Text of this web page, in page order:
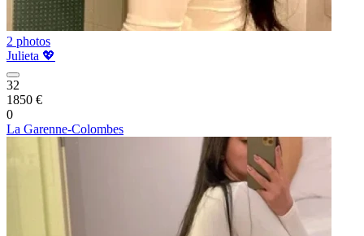
2 photos
Julieta 💖
32
1850 €
0
La Garenne-Colombes